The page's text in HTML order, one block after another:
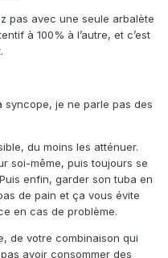
pas avec une seule arbalète
à 100% à l’autre, et c’est
syncope, je ne parle pas des
du moins les atténuer.
soi-même, puis toujours se
enfin, garder son tuba en
de pain et ça vous évite
en cas de problème.
de votre combinaison qui
avoir consommer des